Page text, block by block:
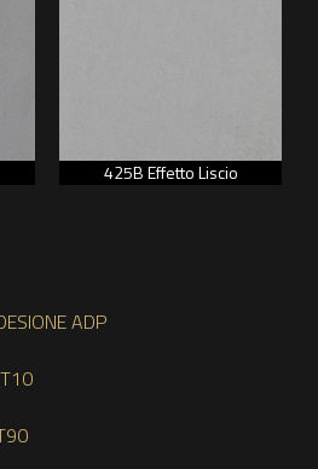
425B Effetto Liscio
ADP